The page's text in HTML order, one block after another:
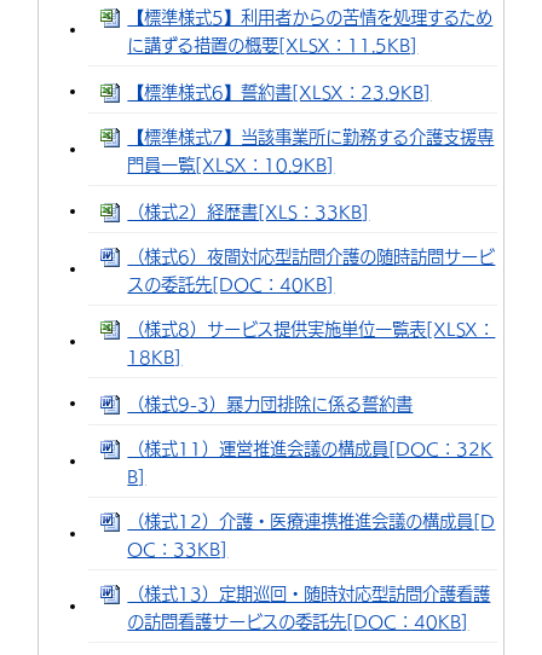
【標準様式5】利用者からの苦情を処理するため
に講ずる措置の概要[XLSX：11.5KB]
【標準様式6】誓約書[XLSX：23.9KB]
【標準様式7】当該事業所に勤務する介護支援専
門員一覧[XLSX：10.9KB]
（様式2）経歴書[XLS：33KB]
（様式6）夜間対応型訪問介護の随時訪問サービ
スの委託先[DOC：40KB]
（様式8）サービス提供実施単位一覧表[XLSX：
18KB]
（様式9-3）暴力団排除に係る誓約書
（様式11）運営推進会議の構成員[DOC：32K
B]
（様式12）介護・医療連携推進会議の構成員[D
OC：33KB]
（様式13）定期巡回・随時対応型訪問介護看護
の訪問看護サービスの委託先[DOC：40KB]